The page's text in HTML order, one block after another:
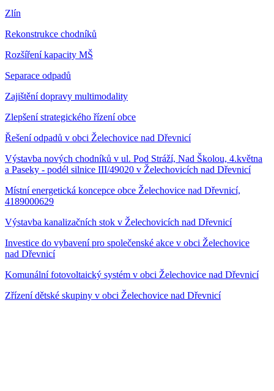
Zlín
Rekonstrukce chodníků
Rozšíření kapacity MŠ
Separace odpadů
Zajištění dopravy multimodality
Zlepšení strategického řízení obce
Řešení odpadů v obci Želechovice nad Dřevnicí
Výstavba nových chodníků v ul. Pod Stráží, Nad Školou, 4.května
a Paseky - podél silnice III/49020 v Želechovicích nad Dřevnicí
Místní energetická koncepce obce Želechovice nad Dřevnicí,
4189000629
Výstavba kanalizačních stok v Želechovicích nad Dřevnicí
Investice do vybavení pro společenské akce v obci Želechovice
nad Dřevnicí
Komunální fotovoltaický systém v obci Želechovice nad Dřevnicí
Zřízení dětské skupiny v obci Želechovice nad Dřevnicí